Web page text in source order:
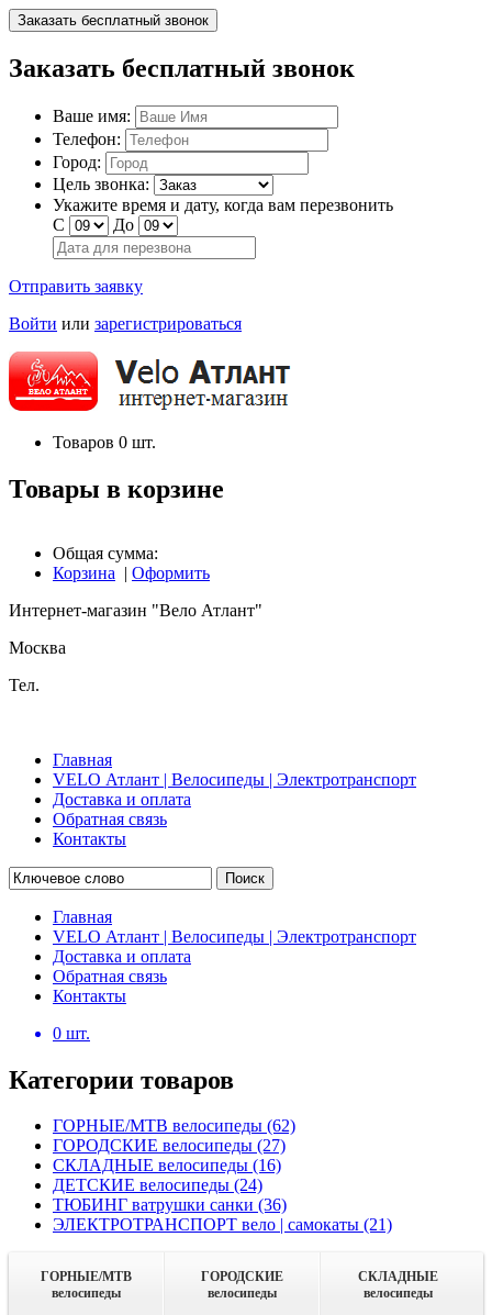
Заказать бесплатный звонок
Заказать бесплатный звонок
Ваше имя:
Телефон:
Город:
Цель звонка:
Укажите время и дату, когда вам перезвонить
С
До
Отправить заявку
Войти или зарегистрироваться
Товаров 0 шт.
Товары в корзине
Общая сумма:
Корзина | Оформить
Интернет-магазин "Вело Атлант"
Москва
Тел.
Главная
VELO Атлант | Велосипеды | Электротранспорт
Доставка и оплата
Обратная связь
Контакты
Поиск
Главная
VELO Атлант | Велосипеды | Электротранспорт
Доставка и оплата
Обратная связь
Контакты
0 шт.
Категории товаров
ГОРНЫЕ/MTB велосипеды (62)
ГОРОДСКИЕ велосипеды (27)
СКЛАДНЫЕ велосипеды (16)
ДЕТСКИЕ велосипеды (24)
ТЮБИНГ ватрушки санки (36)
ЭЛЕКТРОТРАНСПОРТ вело | самокаты (21)
ГОРНЫЕ/MTB
велосипеды
ГОРОДСКИЕ
велосипеды
СКЛАДНЫЕ
велосипеды